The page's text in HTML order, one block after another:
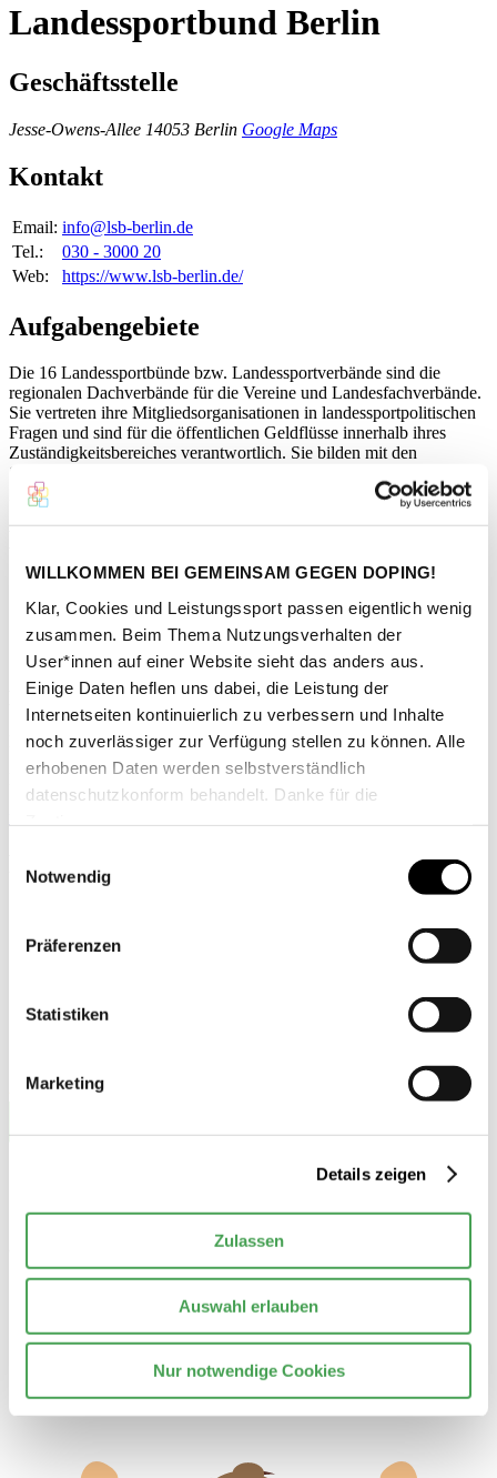
WILLKOMMEN BEI GEMEINSAM GEGEN DOPING!
Klar, Cookies und Leistungssport passen eigentlich wenig
zusammen. Beim Thema Nutzungsverhalten der
User*innen auf einer Website sieht das anders aus.
Einige Daten heflen uns dabei, die Leistung der
Internetseiten kontinuierlich zu verbessern und Inhalte
noch zuverlässiger zur Verfügung stellen zu können. Alle
erhobenen Daten werden selbstverständlich
datenschutzkonform behandelt. Danke für die
Notwendig
Präferenzen
Statistiken
Marketing
Details zeigen
Zulassen
Auswahl erlauben
Nur notwendige Cookies
Landessportbund Berlin
Geschäftsstelle
Jesse-Owens-Allee 14053 Berlin Google Maps
Kontakt
Email: info@lsb-berlin.de
Tel.:
030 - 3000 20
Web:
https://www.lsb-berlin.de/
Aufgabengebiete
Die 16 Landessportbünde bzw. Landessportverbände sind die
regionalen Dachverbände für die Vereine und Landesfachverbände.
Sie vertreten ihre Mitgliedsorganisationen in landessportpolitischen
Fragen und sind für die öffentlichen Geldflüsse innerhalb ihres
Zuständigkeitsbereiches verantwortlich. Sie bilden mit den
Spitzenfachverbänden gemeinsam die Basis der Dachorganisation
„Deutscher Olympischer Sportbund“.
Roman Kluge
Landessportbund Berlin
Referatsleiter Nachwuchsleistungssport
Partner
der Nada
© 2026 Stiftung Nationale Anti Doping Agentur Deutschland
Datenschutzerklärung
Impressum
Barrierefreiheit